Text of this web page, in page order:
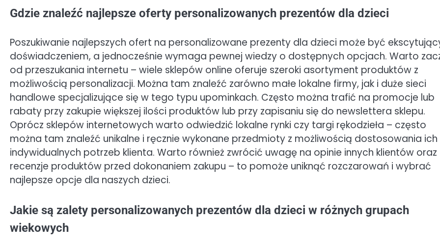
Gdzie znaleźć najlepsze oferty personalizowanych prezentów dla dzieci
Poszukiwanie najlepszych ofert na personalizowane prezenty dla dzieci może być
doświadczeniem, a jednocześnie wymaga pewnej wiedzy o dostępnych opcjach. Warto
od przeszukania internetu – wiele sklepów online oferuje szeroki asortyment produktów z
możliwością personalizacji. Można tam znaleźć zarówno małe lokalne firmy, jak i duże sieci
handlowe specjalizujące się w tego typu upominkach. Często można trafić na promocje lub
rabaty przy zakupie większej ilości produktów lub przy zapisaniu się do newslettera sklepu.
Oprócz sklepów internetowych warto odwiedzić lokalne rynki czy targi rękodzieła – często
można tam znaleźć unikalne i ręcznie wykonane przedmioty z możliwością dostosowania
indywidualnych potrzeb klienta. Warto również zwrócić uwagę na opinie innych klientów oraz
recenzje produktów przed dokonaniem zakupu – to pomoże uniknąć rozczarowań i wybrać
najlepsze opcje dla naszych dzieci.
Jakie są zalety personalizowanych prezentów dla dzieci w różnych grupach
wiekowych